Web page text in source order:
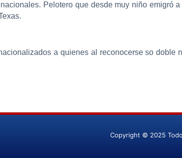
Pelotero que desde muy niño emigró
a quienes al reconocerse so doble
Copyright © 2025